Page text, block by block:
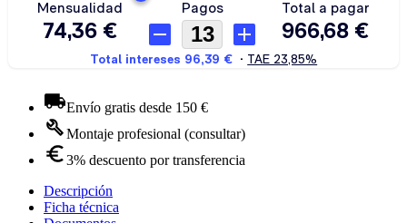
Envío gratis desde 150 €
Montaje profesional (consultar)
3% descuento por transferencia
Descripción
Ficha técnica